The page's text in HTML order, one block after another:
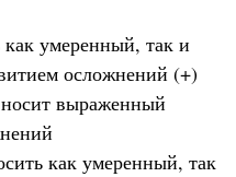
умеренный, так и
осложнений (+)
носит выраженный
как умеренный, так